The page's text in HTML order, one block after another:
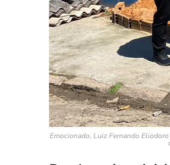
Emocionado, Luiz Fernando